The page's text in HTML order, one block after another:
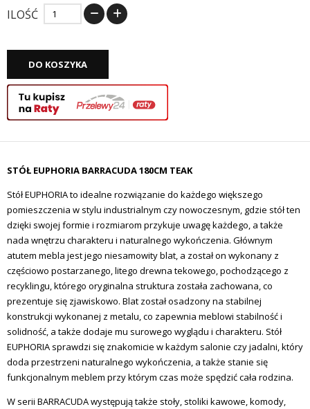
ILOŚĆ
DO KOSZYKA
STÓŁ EUPHORIA BARRACUDA 180CM TEAK
Stół EUPHORIA to idealne rozwiązanie do każdego większego
pomieszczenia w stylu industrialnym czy nowoczesnym, gdzie stół ten
dzięki swojej formie i rozmiarom przykuje uwagę każdego, a także
nada wnętrzu charakteru i naturalnego wykończenia. Głównym
atutem mebla jest jego niesamowity blat, a został on wykonany z
częściowo postarzanego, litego drewna tekowego, pochodzącego z
recyklingu, którego oryginalna struktura została zachowana, co
prezentuje się zjawiskowo. Blat został osadzony na stabilnej
konstrukcji wykonanej z metalu, co zapewnia meblowi stabilność i
solidność, a także dodaje mu surowego wyglądu i charakteru. Stół
EUPHORIA sprawdzi się znakomicie w każdym salonie czy jadalni, który
doda przestrzeni naturalnego wykończenia, a także stanie się
funkcjonalnym meblem przy którym czas może spędzić cała rodzina.
W serii BARRACUDA występują także stoły, stoliki kawowe, komody,